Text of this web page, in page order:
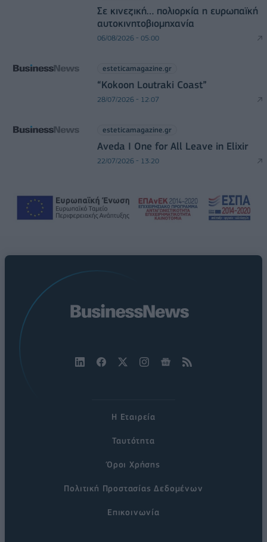
Σε κινεζική… πολιορκία η ευρωπαϊκή
αυτοκινητοβιομηχανία
06/08/2026 - 05:00
esteticamagazine.gr
“Kokoon Loutraki Coast”
28/07/2026 - 12:07
esteticamagazine.gr
Aveda I One for All Leave in Elixir
22/07/2026 - 13:20
Η Εταιρεία
Ταυτότητα
Όροι Χρήσης
Πολιτική Προστασίας Δεδομένων
Επικοινωνία